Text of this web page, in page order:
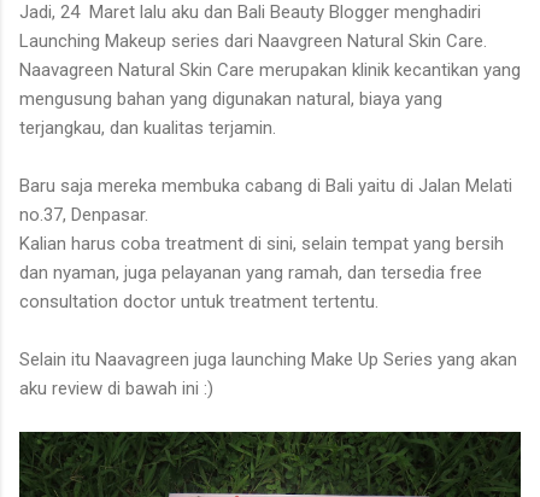
Jadi, 24 Maret lalu aku dan Bali Beauty Blogger menghadiri
Launching Makeup series dari Naavgreen Natural Skin Care.
Naavagreen Natural Skin Care merupakan klinik kecantikan yang
mengusung bahan yang digunakan natural, biaya yang
terjangkau, dan kualitas terjamin.
Baru saja mereka membuka cabang di Bali yaitu di Jalan Melati
no.37, Denpasar.
Kalian harus coba treatment di sini, selain tempat yang bersih
dan nyaman, juga pelayanan yang ramah, dan tersedia free
consultation doctor untuk treatment tertentu.
Selain itu Naavagreen juga launching Make Up Series yang akan
aku review di bawah ini :)